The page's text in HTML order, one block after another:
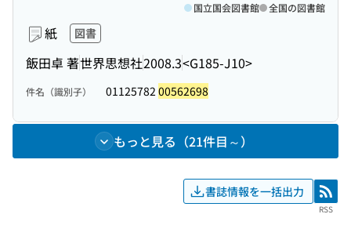
紙 図書
飯田卓 著世界思想社2008.3<G185-J10>
国立国会図書館 全国の図書館
件名（識別子） 01125782 00562698
もっと見る（21件目～）
書誌情報を一括出力 RSS
RSS